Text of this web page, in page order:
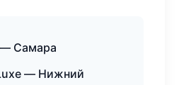
— Самара
— Нижний